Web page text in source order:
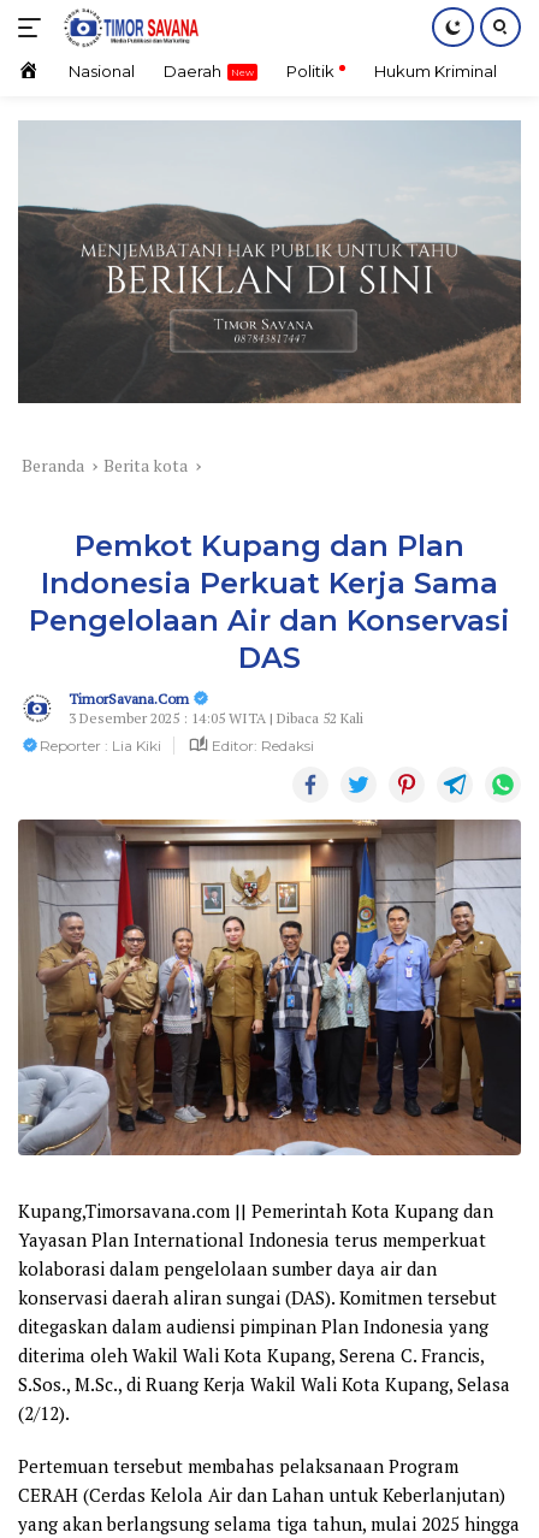
Langsung
konten HomeNasional Daerah Politik Hukum Kriminal
Beranda Berita kota
Pemkot Kupang dan Plan
Indonesia Perkuat Kerja Sama
Pengelolaan Air dan Konservasi
DAS
TimorSavana.Com
3 Desember 2025 : 14:05 WITA | Dibaca 52 Kali
Reporter : Lia Kiki
Editor: Redaksi
Kupang,Timorsavana.com || Pemerintah Kota Kupang dan
Yayasan Plan International Indonesia terus memperkuat
kolaborasi dalam pengelolaan sumber daya air dan
konservasi daerah aliran sungai (DAS). Komitmen tersebut
ditegaskan dalam audiensi pimpinan Plan Indonesia yang
diterima oleh Wakil Wali Kota Kupang, Serena C. Francis,
S.Sos., M.Sc., di Ruang Kerja Wakil Wali Kota Kupang, Selasa
(2/12).
Pertemuan tersebut membahas pelaksanaan Program
CERAH (Cerdas Kelola Air dan Lahan untuk Keberlanjutan)
yang akan berlangsung selama tiga tahun, mulai 2025 hingga